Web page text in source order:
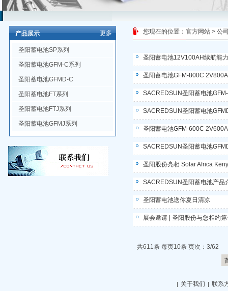
产品展示 更多
圣阳蓄电池SP系列
圣阳蓄电池GFM-C系列
圣阳蓄电池GFMD-C
圣阳蓄电池FT系列
圣阳蓄电池FTJ系列
圣阳蓄电池GFMJ系列
圣阳蓄电池12V100AH续航能
圣阳蓄电池GFM-800C
SACREDSUN圣阳蓄电池
SACREDSUN圣阳蓄电池
圣阳蓄电池GFM-600C
SACREDSUN圣阳蓄电池
圣阳股份亮相 Solar Africa
SACREDSUN圣阳蓄电池产品
圣阳蓄电池送你夏日清凉
展会邀请 | 圣阳股份与您相约
共611条 每页10条 页次：3/62
您现在的位置： 官方网站 > 公
| 关于我们 | 联系